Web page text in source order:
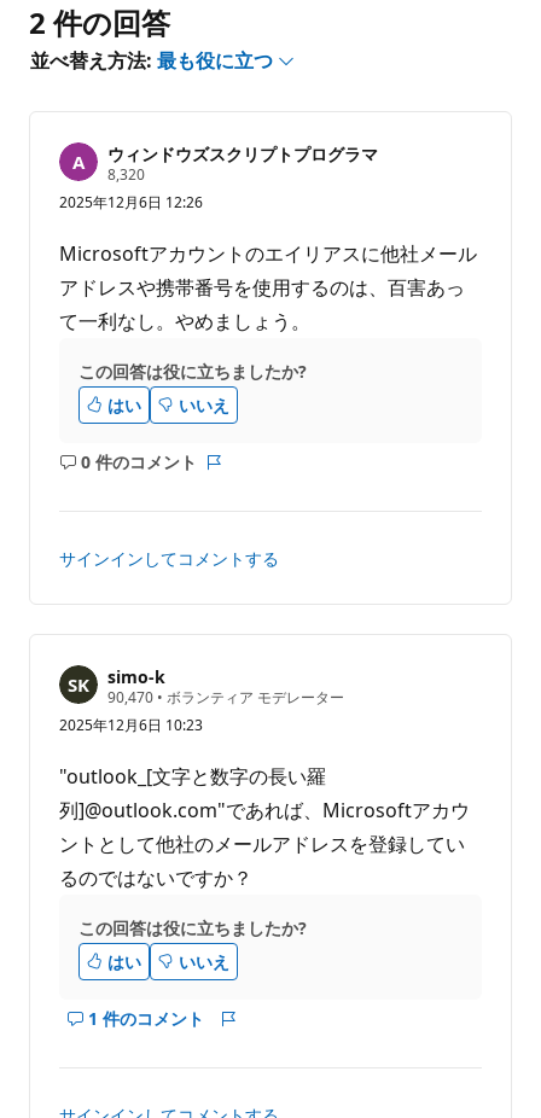
ま
せ
ん
2 件の回答
並べ替え方法: 最も役に立つ
ウィンドウズスクリプトプログラマ
8,320評
価
の
イ
ン
ト
2025年12月6日 12:26
Microsoftアカウントのエイリアスに他社メール
アドレスや携帯番号を使用するのは、百害あっ
て一利なし。やめましょう。
この回答は役に立ちましたか?
はい
いいえ
0 件のコメント
コ
ト
あ
せ
ん
ト
サインインしてコメントする
simo-k
90,470 評
価
の
イ
ン
ト
• ボランティア モデレーター
2025年12月6日 10:23
"outlook_[文字と数字の長い羅
列]@outlook.com"であれば、Microsoftアカウ
ントとして他社のメールアドレスを登録してい
るのではないですか？
この回答は役に立ちましたか?
はい
いいえ
1 件のコメント
こ
答
ト